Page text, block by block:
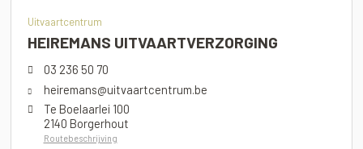
Uitvaartcentrum
HEIREMANS UITVAARTVERZORGING
03 236 50 70
heiremans@uitvaartcentrum.be
Te Boelaarlei 100
2140 Borgerhout
Routebeschrijving